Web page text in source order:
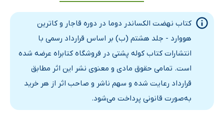
پردۀ چهارم – تابلوی هفتم
پردۀ پنجم – تابلوی هشتم
کتاب نهضت الکساندر دوما در دوره قاجار و کاترین
هووارد - جلد هشتم (ب) بر اساس قرارداد رسمی با
انتشارات کتاب کوله پشتی در فروشگاه کتابراه عرضه شده
است. تمامی حقوق مادی و معنوی نشر این اثر مطابق
قرارداد رعایت شده و سهم ناشر و صاحب اثر از هر خرید
به‌صورت قانونی پرداخت می‌شود.